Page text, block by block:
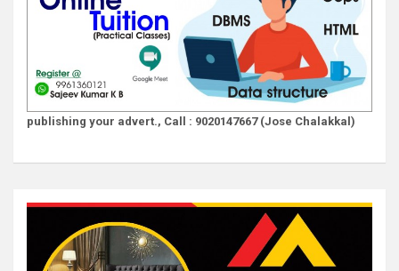
publishing your advert., Call : 9020147667 (Jose Chalakkal)